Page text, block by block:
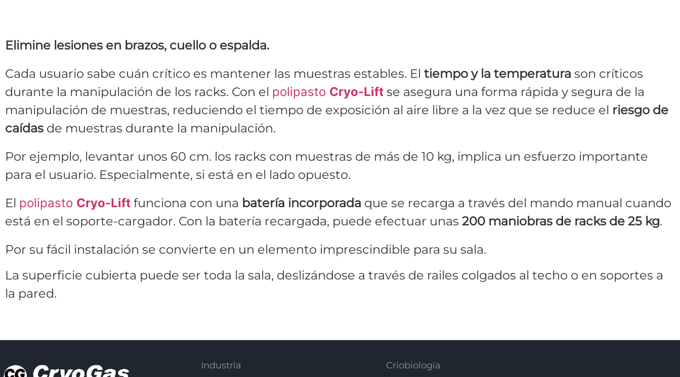
Elimine lesiones en brazos, cuello o espalda.
Cada usuario sabe cuán crítico es mantener las muestras estables. El tiempo y la temperatura son críticos
durante la manipulación de los racks. Con el polipasto Cryo-Lift se asegura una forma rápida y segura de la
manipulación de muestras, reduciendo el tiempo de exposición al aire libre a la vez que se reduce el riesgo de
caídas de muestras durante la manipulación.
Por ejemplo, levantar unos 60 cm. los racks con muestras de más de 10 kg, implica un esfuerzo importante
para el usuario. Especialmente, si está en el lado opuesto.
El polipasto Cryo-Lift funciona con una batería incorporada que se recarga a través del mando manual cuando
está en el soporte-cargador. Con la batería recargada, puede efectuar unas 200 maniobras de racks de 25 kg.
Por su fácil instalación se convierte en un elemento imprescindible para su sala.
La superficie cubierta puede ser toda la sala, deslizándose a través de railes colgados al techo o en soportes a
la pared.
Industria Criobiología